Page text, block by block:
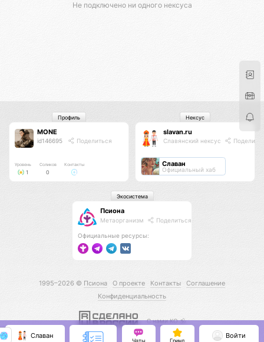
Не подключено ни одного нексуса
MONE
id146695 Поделиться
Уровень
1
Соликов
0
Контакты
Профиль
slavan.ru
Славянский нексус
Славан
Официальный хаб
Нексус
Псиона
Метаорганизм Поделиться
Официальные ресурсы:
Экосистема
1995–2026 © Псиона О проекте Контакты
Соглашение
Конфиденциальность
С нами КО 🕉️
Славан
Чаты Гринд
Войти